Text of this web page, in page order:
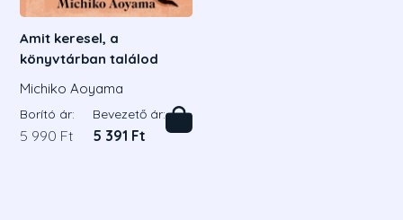
Amit keresel, a
könyvtárban találod
Michiko Aoyama
Borító ár:
5 990 Ft
Bevezető ár:
5 391 Ft